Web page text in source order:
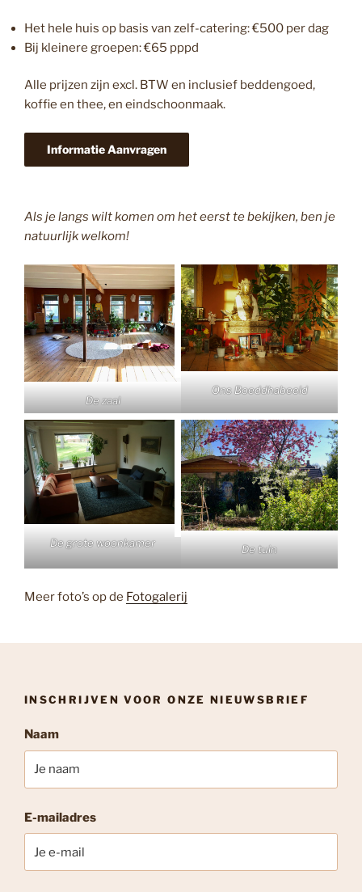
Het hele huis op basis van zelf-catering: €500 per dag
Bij kleinere groepen: €65 pppd
Alle prijzen zijn excl. BTW en inclusief beddengoed,
koffie en thee, en eindschoonmaak.
Informatie Aanvragen
Als je langs wilt komen om het eerst te bekijken, ben je
natuurlijk welkom!
De zaal
Ons Boeddhabeeld
De grote woonkamer
De tuin
Meer foto’s op de Fotogalerij
INSCHRIJVEN VOOR ONZE NIEUWSBRIEF
Naam
E-mailadres